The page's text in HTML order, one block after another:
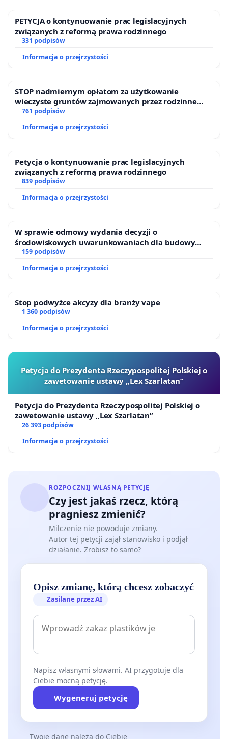
ruchu samochodowym. Rekreacja tysięcy
poznaniaków jest spychana na margines, by zrobić
miejsce dla inwestycji, których głównym
uzasadnieniem bywa doraźna dotacja („zróbmy
a nie realna potrzeba społeczna. ·
Zagrożony klin napowietrzający:
Golęcin to część Zachodniego Klina Zieleni. Każdy
Poznania, który dusi się w smogu i upale od
wszechobecnego betonu. Zamiast obiecanego od
hydrologicznych potoku Bogdanka, otrzymujesz
dla dewelopera. Czy Poznań, który firmuje się jako
„Miasto przyjazne mokradłom” faktycznie zasługuje
rekreacyjnych, jakie daje ukryta obecnie Bogdanka?
Wezwanie
Wzywamy Urząd Miasta Poznania do:
czasu przedstawienia pełnej analizy skutków
środowiskowych, komunikacyjnych i
2. Wyznaczenia przestrzeni dla bezpiecznej i
atrakcyjnej pod względem przyrodniczym i
3. Zapewnienia rozwiązań komunikacyjnych
(transport, parkowanie, organizacja ruchu) przed
zwiększaniem intensywności użytkowania terenu
4. Wprowadzenia jednoznacznych zapisów
(gwarancji) chroniących funkcję przyrodniczą tego
obszaru i jego ogólnodostępny charakter.
5. Przeprowadzenia otwartej debaty publicznej
dotyczącej roli Golęcina w systemie terenów zieleni
i strukturze przestrzennej miasta
rekreacji w Poznaniu, obejmującej wszystkie
planowane inwestycje.
Nie jest to sprzeciw wobec rozwoju sportu w
Poznaniu.
PETYCJA o kontynuowanie prac legislacyjnych
związanych z reformą prawa rodzinnego
331 podpisów
Informacja o przejrzystości
STOP nadmiernym opłatom za użytkowanie
wieczyste gruntów zajmowanych przez rodzinne
ogrody działkowe.
761 podpisów
Informacja o przejrzystości
Petycja o kontynuowanie prac legislacyjnych
związanych z reformą prawa rodzinnego
839 podpisów
Informacja o przejrzystości
W sprawie odmowy wydania decyzji o
środowiskowych uwarunkowaniach dla budowy
zakładu wytwarzania biometanu „Krynki” w
Ostrowiu Południowym oraz ochrony mieszkańców i
Puszczy Knyszyńskiej
159 podpisów
Informacja o przejrzystości
Stop podwyżce akcyzy dla branży vape
1 360 podpisów
Informacja o przejrzystości
Petycja do Prezydenta Rzeczypospolitej Polskiej o
zawetowanie ustawy „Lex Szarlatan”
Petycja do Prezydenta Rzeczypospolitej Polskiej o
zawetowanie ustawy „Lex Szarlatan”
26 393 podpisów
Informacja o przejrzystości
ROZPOCZNIJ WŁASNĄ PETYCJĘ
Czy jest jakaś rzecz, którą
pragniesz zmienić?
Milczenie nie powoduje zmiany.
Autor tej petycji zajął stanowisko i podjął
działanie. Zrobisz to samo?
Opisz zmianę, którą chcesz zobaczyć
Zasilane przez AI
Napisz własnymi słowami. AI przygotuje dla
Ciebie mocną petycję.
Wygeneruj petycję
Twoje dane należą do Ciebie